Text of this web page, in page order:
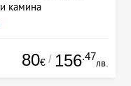
камина
80€ / 156.47
лв.